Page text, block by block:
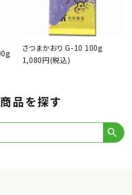
さつまかおり G-10 100g
1,080円(税込)
品を探す
search